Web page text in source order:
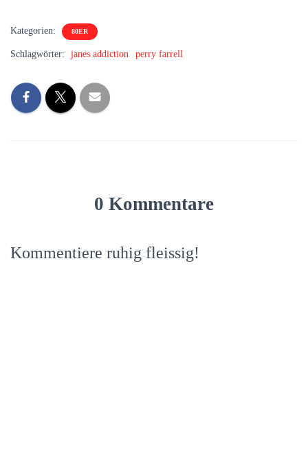
Kategorien: 80ER
Schlagwörter: janes addiction perry farrell
0 Kommentare
Kommentiere ruhig fleissig!